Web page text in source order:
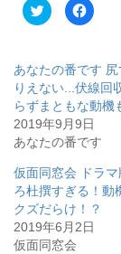
ク
リ
T
w
i
t
t
e
で
有
(
新
し
い
ウ
ィ
ン
F
a
o
k
で
共
有
す
る
に
ク
リ
ッ
ク
し
て
く
あなたの番です
りえない...伏線回
らずまともな動機
2019年9月9日
あなたの番です
仮面同窓会 ドラ
ろ杜撰すぎる！動
クズだらけ！？
2019年6月2日
仮面同窓会